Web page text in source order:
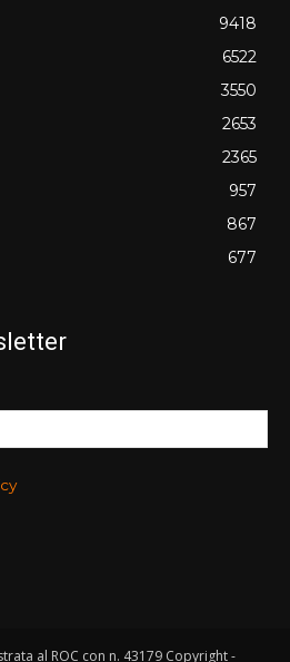
9418
6522
3550
2653
2365
957
867
677
al ROC con n. 43179 Copyright -